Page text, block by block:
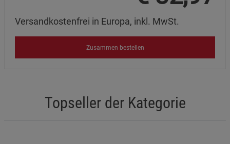
Versandkostenfrei in Europa, inkl. MwSt.
Zusammen bestellen
Topseller der Kategorie